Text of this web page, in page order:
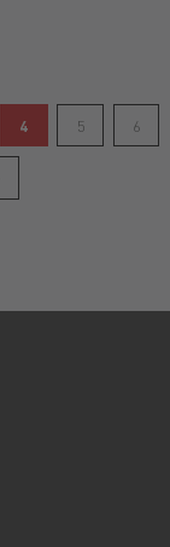
4 5 6